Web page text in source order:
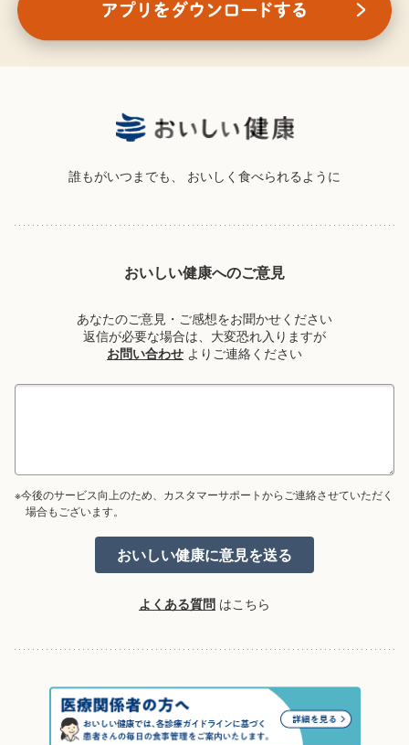
誰もがいつまでも、 おいしく食べられるように
おいしい健康へのご意見
あなたのご意見・ご感想をお聞かせください
返信が必要な場合は、大変恐れ入りますが
お問い合わせ よりご連絡ください
※今後のサービス向上のため、カスタマーサポートからご連絡させていただく
場合もございます。
よくある質問 はこちら